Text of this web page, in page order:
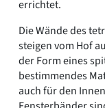
errichtet.
Die Wände des
steigen vom Hof
der Form eines
bestimmendes
auch für den